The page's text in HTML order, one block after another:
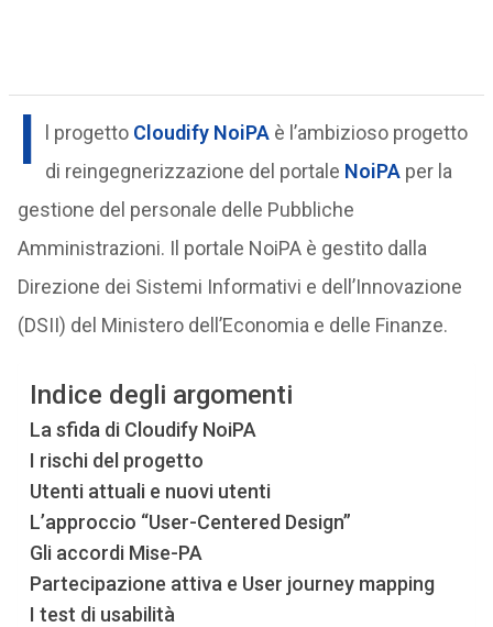
I l progetto Cloudify NoiPAè l’ambizioso progetto
di reingegnerizzazione del portale NoiPAper la
gestione del personale delle Pubbliche
Amministrazioni. Il portale NoiPA è gestito dalla
Direzione dei Sistemi Informativi e dell’Innovazione
(DSII) del Ministero dell’Economia e delle Finanze.
Indice degli argomenti
La sfida di Cloudify NoiPA
I rischi del progetto
Utenti attuali e nuovi utenti
L’approccio “User-Centered Design”
Gli accordi Mise-PA
Partecipazione attiva e User journey mapping
I test di usabilità